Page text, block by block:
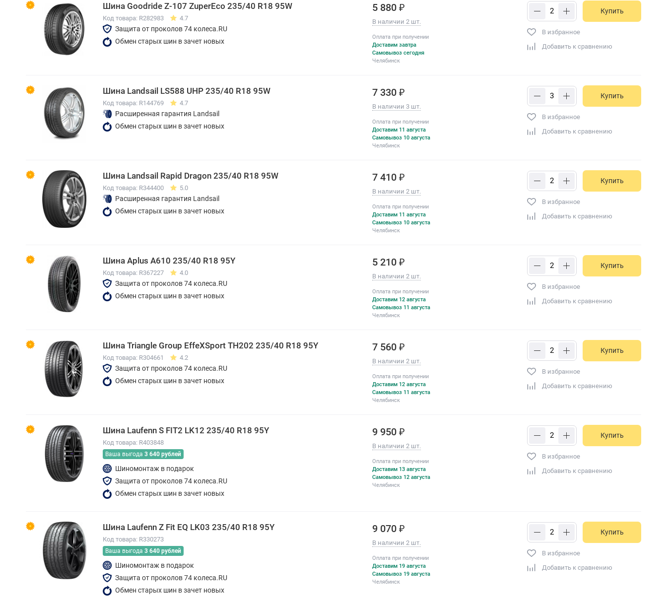
Шина Goodride Z-107 ZuperEco 235/40 R18 95W
Код товара: R282983 4.7
Защита от проколов 74 колеса.RU
Обмен старых шин в зачет новых
5 880 ₽
В наличии 2 шт.
Оплата при получении
Доставим завтра
Самовывоз сегодня
Челябинск
Купить
В избранное
Добавить к сравнению
Шина Landsail LS588 UHP 235/40 R18 95W
Код товара: R144769 4.7
Расширенная гарантия Landsail
Обмен старых шин в зачет новых
7 330 ₽
В наличии 3 шт.
Оплата при получении
Доставим 11 августа
Самовывоз 10 августа
Челябинск
Купить
В избранное
Добавить к сравнению
Шина Landsail Rapid Dragon 235/40 R18 95W
Код товара: R344400 5.0
Расширенная гарантия Landsail
Обмен старых шин в зачет новых
7 410 ₽
В наличии 2 шт.
Оплата при получении
Доставим 11 августа
Самовывоз 10 августа
Челябинск
Купить
В избранное
Добавить к сравнению
Шина Aplus A610 235/40 R18 95Y
Код товара: R367227 4.0
Защита от проколов 74 колеса.RU
Обмен старых шин в зачет новых
5 210 ₽
В наличии 2 шт.
Оплата при получении
Доставим 12 августа
Самовывоз 11 августа
Челябинск
Купить
В избранное
Добавить к сравнению
Шина Triangle Group EffeXSport TH202 235/40 R18 95Y
Код товара: R304661 4.2
Защита от проколов 74 колеса.RU
Обмен старых шин в зачет новых
7 560 ₽
В наличии 2 шт.
Оплата при получении
Доставим 12 августа
Самовывоз 11 августа
Челябинск
Купить
В избранное
Добавить к сравнению
Шина Laufenn S FIT2 LK12 235/40 R18 95Y
Код товара: R403848
Ваша выгода 3 640 рублей
Шиномонтаж в подарок
Защита от проколов 74 колеса.RU
Обмен старых шин в зачет новых
9 950 ₽
В наличии 2 шт.
Оплата при получении
Доставим 13 августа
Самовывоз 12 августа
Челябинск
Купить
В избранное
Добавить к сравнению
Шина Laufenn Z Fit EQ LK03 235/40 R18 95Y
Код товара: R330273
Ваша выгода 3 640 рублей
Шиномонтаж в подарок
Защита от проколов 74 колеса.RU
Обмен старых шин в зачет новых
9 070 ₽
В наличии 2 шт.
Оплата при получении
Доставим 19 августа
Самовывоз 19 августа
Челябинск
Купить
В избранное
Добавить к сравнению